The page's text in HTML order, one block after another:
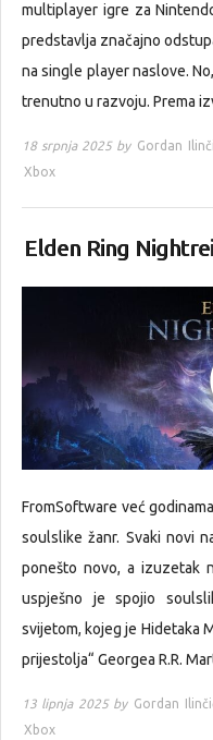
multiplayer igre za
predstavlja značajno
na single player naslove.
trenutno u razvoju. Prema
18 srpnja 2025 by Gordan
Xbox
Elden Ring
FromSoftware već
soulslike žanr. Svaki novi
ponešto novo, a izuzetak
uspješno je spojio
svijetom, kojeg je Hidetaka
prijestolja“ Georgea R.R.
13 lipnja 2025 by Gordan
Xbox